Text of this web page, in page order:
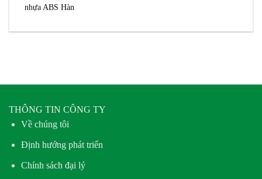
nhựa ABS Hàn
THÔNG TIN CÔNG TY
Về chúng tôi
Định hướng phát triển
Chính sách đại lý